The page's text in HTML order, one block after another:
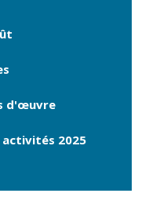
d'œuvre
activités 2025